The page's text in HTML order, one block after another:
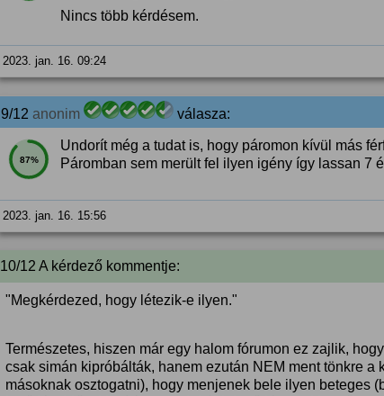
Nincs több kérdésem.
2023. jan. 16. 09:24
9/12 anonim válasza:
87%
Undorít még a tudat is, hogy páromon kívül más
Páromban sem merült fel ilyen igény így lassan 7
2023. jan. 16. 15:56
10/12 A kérdező kommentje:
"Megkérdezed, hogy létezik-e ilyen."
Természetes, hiszen már egy halom fórumon ez zajlik,
csak simán kipróbálták, hanem ezután NEM ment tönkre
másoknak osztogatni), hogy menjenek bele ilyen beteges